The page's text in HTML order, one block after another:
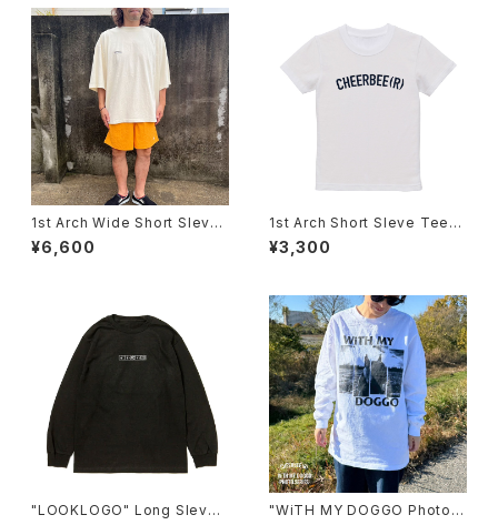
1st Arch Wide Short Sleve
Tee[Embroidery]
¥6,600
1st Arch Short Sleve Tee[K
ids]
¥3,300
"LOOKLOGO" Long Sleve
"WiTH MY DOGGO Photo"